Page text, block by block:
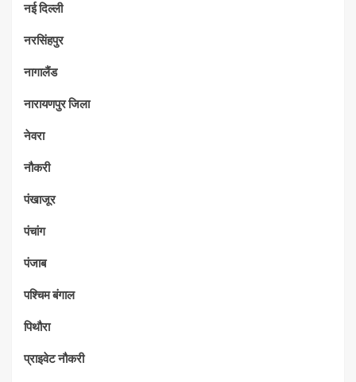
नई दिल्ली
नरसिंहपुर
नागालैंड
नारायणपुर जिला
नेवरा
नौकरी
पंखाजूर
पंचांग
पंजाब
पश्चिम बंगाल
पिथौरा
प्राइवेट नौकरी